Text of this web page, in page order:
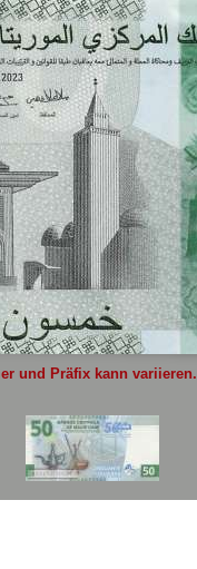
Siehier.
und Präfix kann variieren.